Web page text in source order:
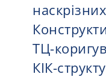
ТЦ-
КІК-